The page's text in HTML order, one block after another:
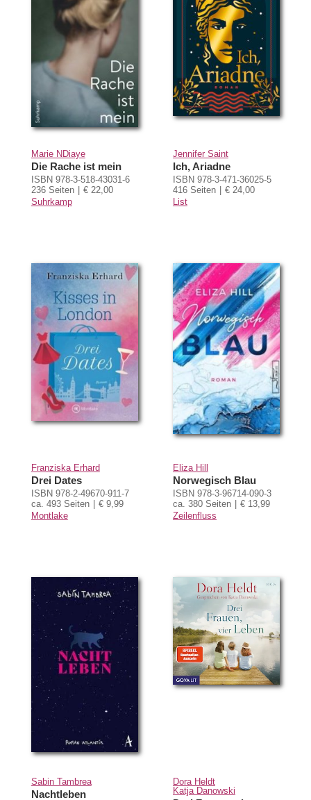
Marie NDiaye
Die Rache ist mein
ISBN 978-3-518-43031-6
236 Seiten
€ 22,00
Suhrkamp
Jennifer Saint
Ich, Ariadne
ISBN 978-3-471-36025-5
416 Seiten
€ 24,00
List
Franziska Erhard
Drei Dates
ISBN 978-2-49670-911-7
ca. 493 Seiten
€ 9,99
Montlake
Eliza Hill
Norwegisch Blau
ISBN 978-3-96714-090-3
ca. 380 Seiten
€ 13,99
Zeilenfluss
Sabin Tambrea
Nachtleben
Dora Heldt
Katja Danowski